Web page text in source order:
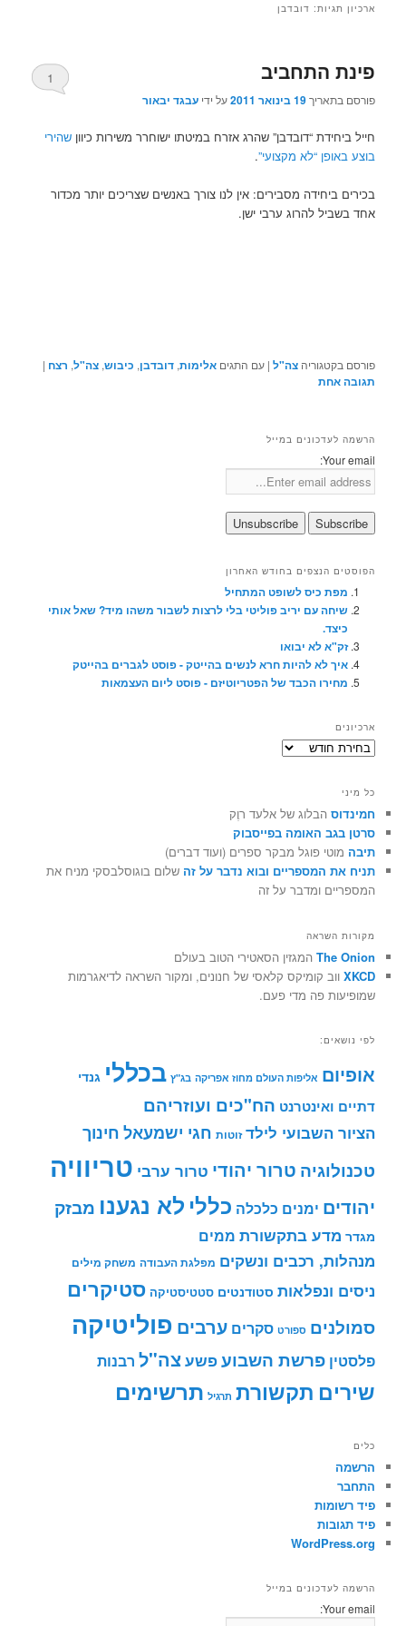
ארכיון תגיות: דובדבן
פינת התחביב
פורסם בתאריך19 בינואר 2011 על ידיעבגד יבאור
1
חייל ביחידת “דובדבן” שהרג אזרח במיטתו ישוחרר משירות כיווןשהירי
בוצע באופן “לא מקצועי”.
בכירים ביחידה מסבירים: אין לנו צורך באנשים שצריכים יותר מכדור
אחד בשביל להרוג ערבי ישן.
פורסם בקטגוריה צה"ל |עם התגים אלימות,דובדבן, כיבוש,צה"ל, רצח |
תגובהאחת
הרשמה לעדכונים במייל
Your email:
הפוסטים הנצפים בחודש האחרון
מפת כיס לשופט המתחיל
שיחה עם יריב פוליטי בלי לרצות לשבור משהו מיד? שאל אותי
כיצד.
זק"א לא יבואו
איך לא להיות חרא לנשים בהייטק - פוסט לגברים בהייטק
מחירו הכבד של הפטריוטיזם - פוסט ליום העצמאות
ארכיונים
ארכיונים
כל מיני
חמינדוס הבלוג של אלעד רוֶק
סרטן בגב האומה בפייסבוק
תיבה מוטי פוגל מבקר ספרים (ועוד דברים)
תניח את המספריים ובוא נדבר על זה שלום בוגוסלבסקי מניח את
המספריים ומדבר על זה
מקורות השראה
The Onion המגזין הסאטירי הטוב בעולם
XKCD ווב קומיקס קלאסי של חנונים, ומקור השראה לדיאגרמות
שמופיעות פה מדי פעם.
לפי נושאים:
אופיום אליפות העולם מחוז אפריקה בג"ץ בכללי גנדי
דתיים ואינטרנט הח"כים ועוזריהם
הציור השבועי לילד זוטות חגי ישמעאל חינוך
טכנולוגיה טרור יהודי טרור ערבי טריוויה
יהודים ימנים כלכלה כללי לא נגענו מבזק
מגדר מדע בתקשורת ממים
מנהלות, רכבים ונשקים מפלגת העבודה משחק מילים
ניסים ונפלאות סטודנטים סטטיסטיקה סטיקרים
סמולנים ספורט סקרים ערבים פוליטיקה
פלסטין פרשת השבועפשעצה"ל רבנות
שירים תקשורת תרגיל תרשימים
כלים
הרשמה
התחבר
פיד רשומות
פיד תגובות
WordPress.org
הרשמה לעדכונים במייל
Your email: